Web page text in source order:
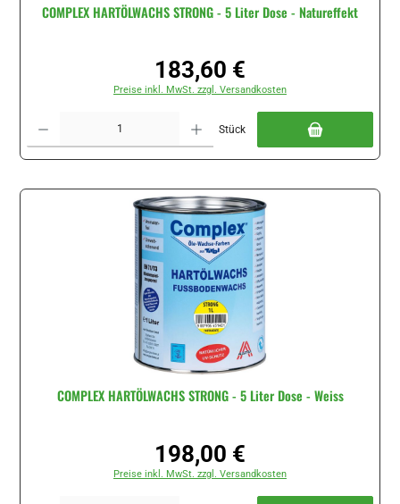
COMPLEX HARTÖLWACHS STRONG - 5 Liter Dose - Natureffekt
Regulärer Preis:
183,60 €
Preise inkl. MwSt. zzgl. Versandkosten
Stück
COMPLEX HARTÖLWACHS STRONG - 5 Liter Dose - Weiss
Regulärer Preis:
198,00 €
Preise inkl. MwSt. zzgl. Versandkosten